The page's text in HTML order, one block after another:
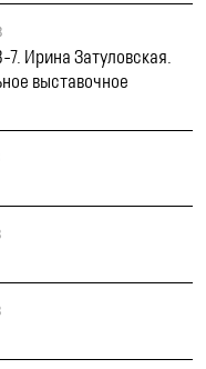
7. Ирина Затуловская.
выставочное